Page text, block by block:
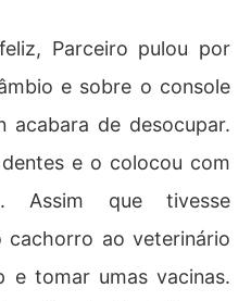
Parceiro pulou por
e sobre o console
acabara de desocupar.
e o colocou com
Assim que tivesse
cachorro ao veterinário
e tomar umas vacinas.